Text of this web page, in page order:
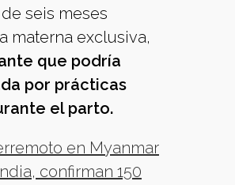
seis meses
materna exclusiva,
que podría
por prácticas
el parto.
en Myanmar
confirman 150